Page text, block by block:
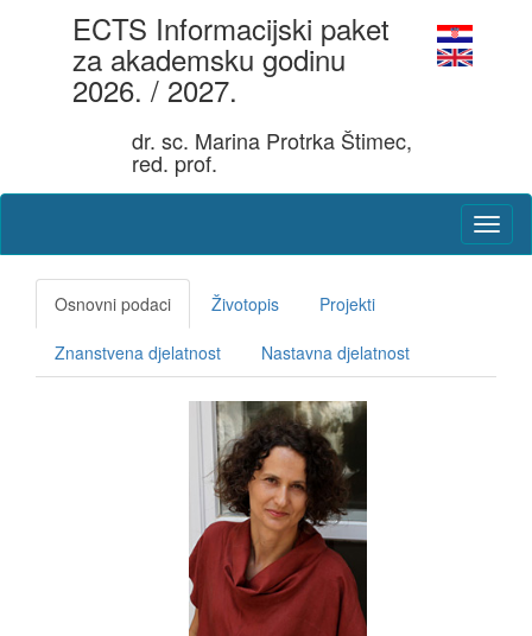
ECTS Informacijski paket
za akademsku godinu
2026. / 2027.
dr. sc. Marina Protrka Štimec,
red. prof.
Osnovni podaci Životopis Projekti
Znanstvena djelatnost Nastavna djelatnost